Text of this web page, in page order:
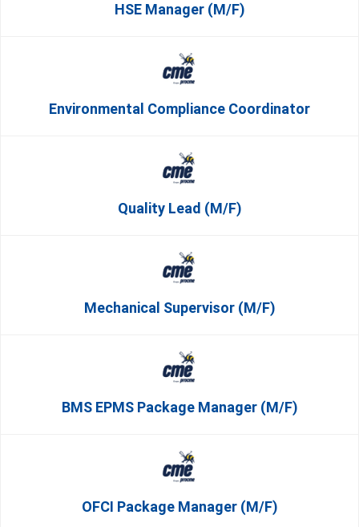
HSE Manager (m/f)
Environmental Compliance Coordinator
Quality Lead (m/f)
Mechanical Supervisor (m/f)
BMS EPMS Package Manager (m/f)
OFCI Package Manager (m/f)